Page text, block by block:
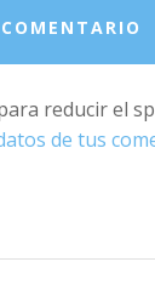
reducir el
de tus